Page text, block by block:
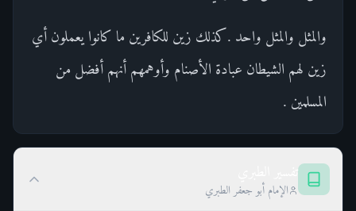
والمثل والمثل واحد .كذلك زين للكافرين ما كانوا يعملون أي
زين لهم الشيطان عبادة الأصنام وأوهمهم أنهم أفضل من
المسلمين .
الإمام أبو جعفر الطبري